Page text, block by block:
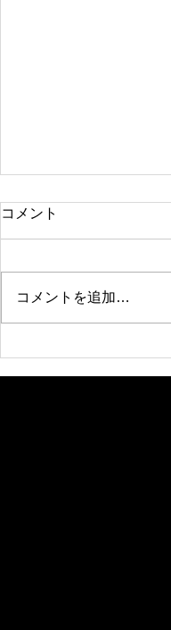
朗読劇 陰陽師Ⅱ
コメント
コメントを追加…